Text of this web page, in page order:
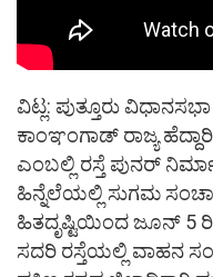
ವಿಟ್ಲ: ಪುತ್ತೂರು
ಕಾಂಞಂಗಾಡ್ ರಾಜ್ಯ
ಎಂಬಲ್ಲಿ ರಸ್ತೆ ಪುನ‌ರ್
ಹಿನ್ನೆಲೆಯಲ್ಲಿ ಸುಗಮ
ಹಿತದೃಷ್ಟಿಯಿಂದ ಜೂನ್ 5
ಸದರಿ ರಸ್ತೆಯಲ್ಲಿ ವಾಹನ